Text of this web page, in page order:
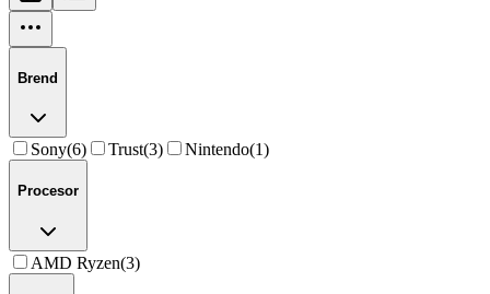
Brend
Sony(6) Trust(3) Nintendo(1)
Procesor
AMD Ryzen(3)